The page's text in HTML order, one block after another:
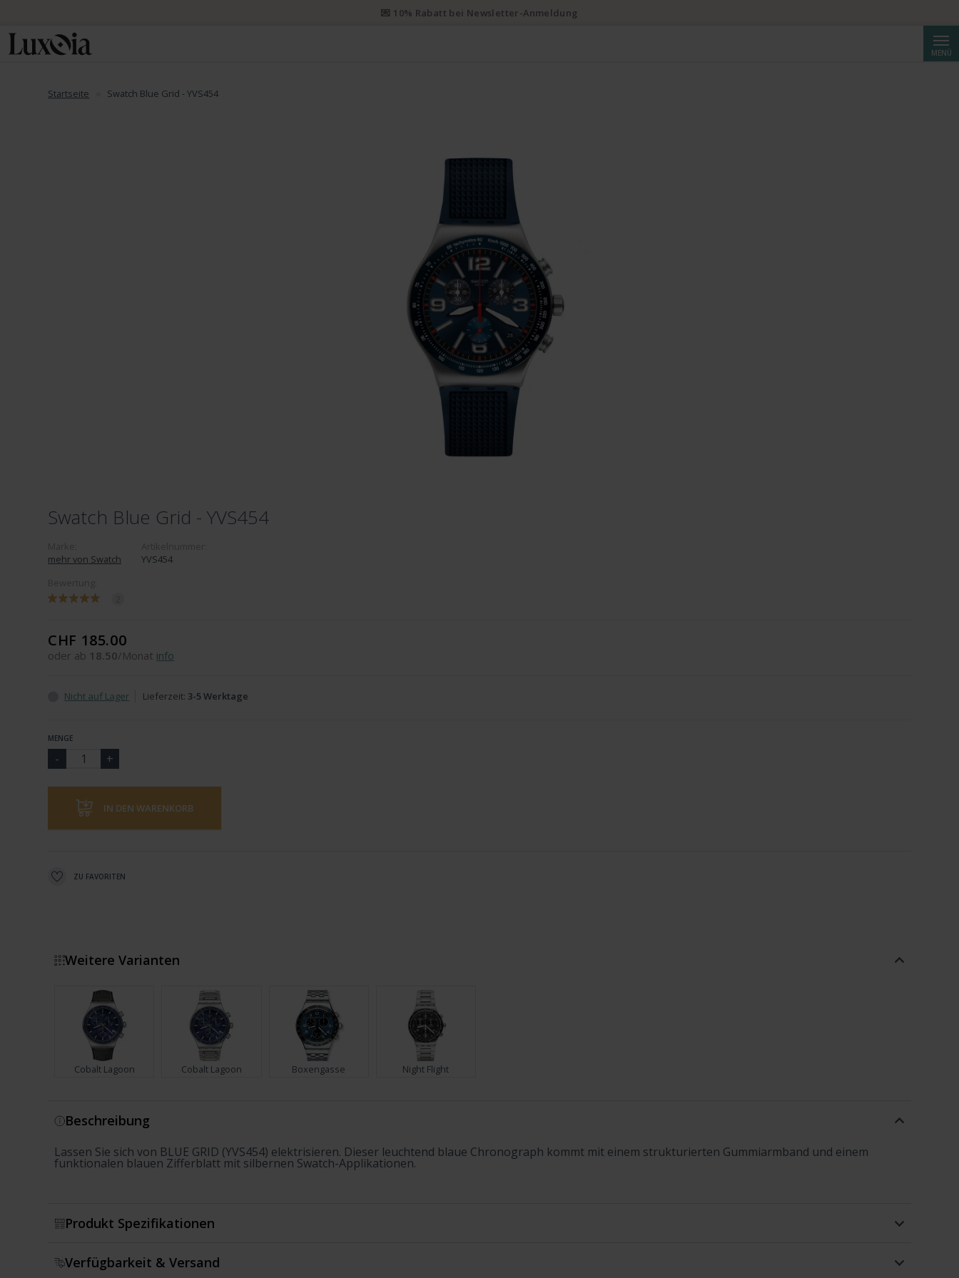
MENÜ
Startseite Swatch Blue Grid - YVS454
Swatch Blue Grid - YVS454
mehr von Swatch
YVS454
CHF 185.00
oder ab 18.50/Monat info
Nicht auf Lager Lieferzeit: 3-5 Werktage
MENGE
IN DEN WARENKORB
ZU FAVORITEN
Weitere Varianten
Cobalt Lagoon Cobalt Lagoon Boxengasse Night Flight
Beschreibung
Lassen Sie sich von BLUE GRID (YVS454) elektrisieren. Dieser leuchtend blaue Chronograph kommt mit einem strukturierten Gummiarmband und einem
funktionalen blauen Zifferblatt mit silbernen Swatch-Applikationen.
Produkt Spezifikationen
Verfügbarkeit & Versand
💌 10% Rabatt bei Newsletter-Anmeldung